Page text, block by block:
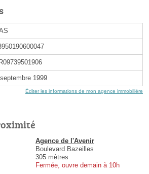
1999
Éditer les informations de mon agence immobilière
Agence de l'Avenir
Boulevard Bazeilles
305 mètres
Fermée, ouvre demain à 10h